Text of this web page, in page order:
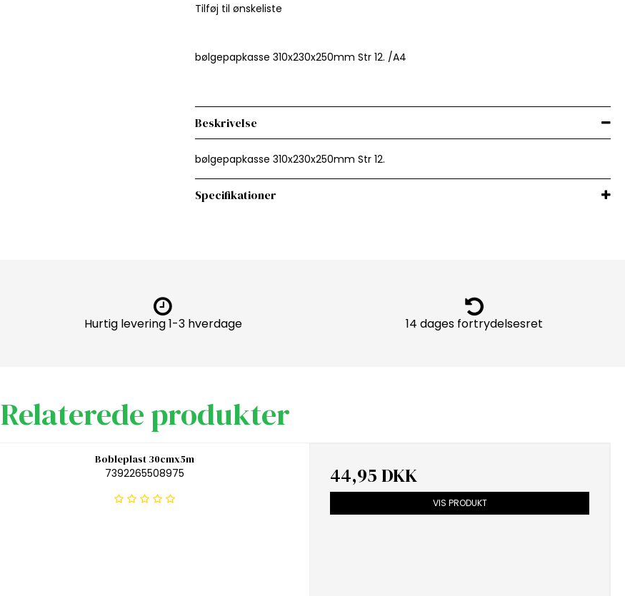
Tilføj til ønskeliste
bølgepapkasse 310x230x250mm Str 12. /A4
Beskrivelse
bølgepapkasse 310x230x250mm Str 12.
Specifikationer
Hurtig levering 1-3 hverdage 14 dages fortrydelsesret
Relaterede produkter
Bobleplast 30cmx5m
7392265508975
44,95 DKK
VIS PRODUKT